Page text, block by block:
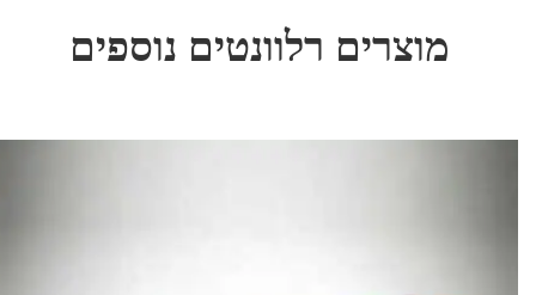
מוצרים רלוונטים נוספים